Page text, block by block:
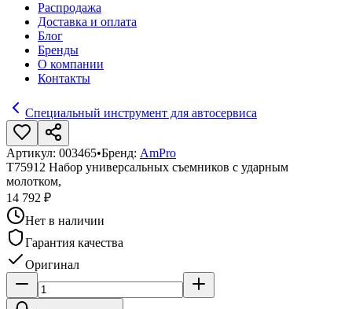
Распродажа
Доставка и оплата
Блог
Бренды
О компании
Контакты
Специальный инструмент для автосервиса
Артикул: 003465•Бренд: AmPro
T75912 Набор универсальных съемников с ударным
молотком,
14 792 ₽
Нет в наличии
Гарантия качества
Оригинал